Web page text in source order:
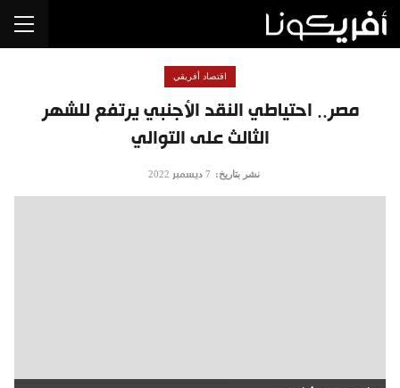
مصر.. احتياطي النقد الأجنبي يرتفع للشهر
الثالث على التوالي
اقتصاد أفريقي
نشر بتاريخ: 7 ديسمبر 2022